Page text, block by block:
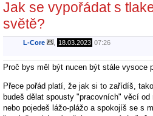
Jak se vypořádat s
světě?
L-Core 18.03.2023 07:26
Proč bys měl být nucen být stále vysoce
Přece pořád platí, že jak si to zařídíš,
budeš dělat spousty "pracovních" věcí
nebo pojedeš lážo-plážo a spokojíš se s